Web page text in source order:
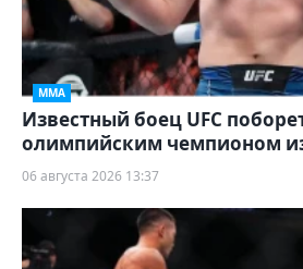
ММА
Известный боец UFC
олимпийским чемпионом
06 августа 2026 13:37